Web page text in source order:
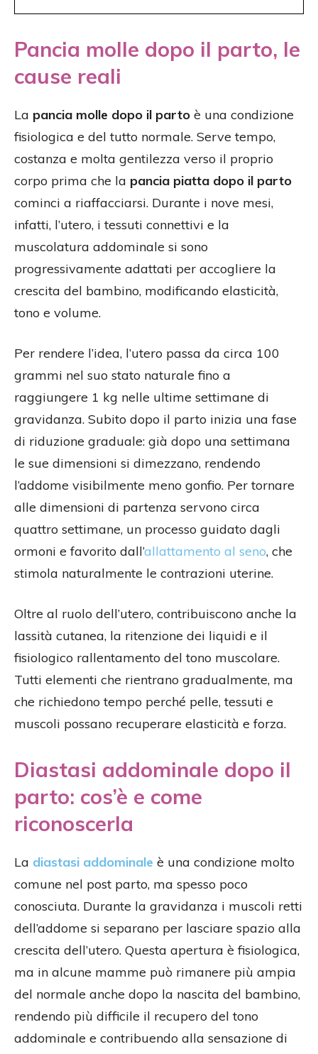
Pancia molle dopo il parto, le
cause reali
La pancia molle dopo il parto è una condizione
fisiologica e del tutto normale. Serve tempo,
costanza e molta gentilezza verso il proprio
corpo prima che la pancia piatta dopo il parto
cominci a riaffacciarsi. Durante i nove mesi,
infatti, l’utero, i tessuti connettivi e la
muscolatura addominale si sono
progressivamente adattati per accogliere la
crescita del bambino, modificando elasticità,
tono e volume.
Per rendere l’idea, l’utero passa da circa 100
grammi nel suo stato naturale fino a
raggiungere 1 kg nelle ultime settimane di
gravidanza. Subito dopo il parto inizia una fase
di riduzione graduale: già dopo una settimana
le sue dimensioni si dimezzano, rendendo
l’addome visibilmente meno gonfio. Per tornare
alle dimensioni di partenza servono circa
quattro settimane, un processo guidato dagli
ormoni e favorito dall’allattamento al seno, che
stimola naturalmente le contrazioni uterine.
Oltre al ruolo dell’utero, contribuiscono anche la
lassità cutanea, la ritenzione dei liquidi e il
fisiologico rallentamento del tono muscolare.
Tutti elementi che rientrano gradualmente, ma
che richiedono tempo perché pelle, tessuti e
muscoli possano recuperare elasticità e forza.
Diastasi addominale dopo il
parto: cos’è e come
riconoscerla
La diastasi addominale è una condizione molto
comune nel post parto, ma spesso poco
conosciuta. Durante la gravidanza i muscoli retti
dell’addome si separano per lasciare spazio alla
crescita dell’utero. Questa apertura è fisiologica,
ma in alcune mamme può rimanere più ampia
del normale anche dopo la nascita del bambino,
rendendo più difficile il recupero del tono
addominale e contribuendo alla sensazione di